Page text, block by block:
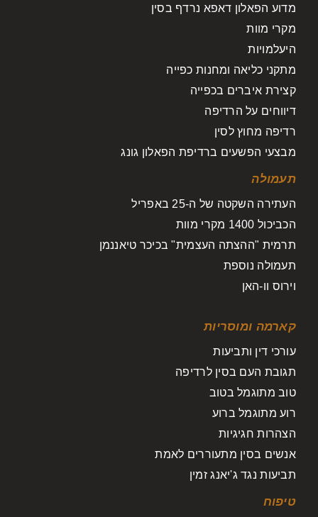
מדוע הפאלון דאפא נרדף בסין
מקרי מוות
היעלמויות
מתקני כליאה ומחנות כפייה
קצירת איברים בכפייה
דיווחים על הרדיפה
רדיפה מחוץ לסין
מבצעי הפשעים ברדיפת הפאלון גונג
תעמולה
העתירה השקטה של ה-25 באפריל
הכביכול 1400 מקרי מוות
תרמית "ההצתה העצמית" בכיכר טיאננמן
תעמולה נוספת
וירוס וו-האן
קארמה ומוסריות
עורכי דין ותביעות
תגובת העם בסין לרדיפה
טוב מתוגמל בטוב
רוע מתוגמל ברוע
הצהרות חגיגיות
אנשים בסין מתעוררים לאמת
תביעות נגד ג'יאנג זמין
טיפוח